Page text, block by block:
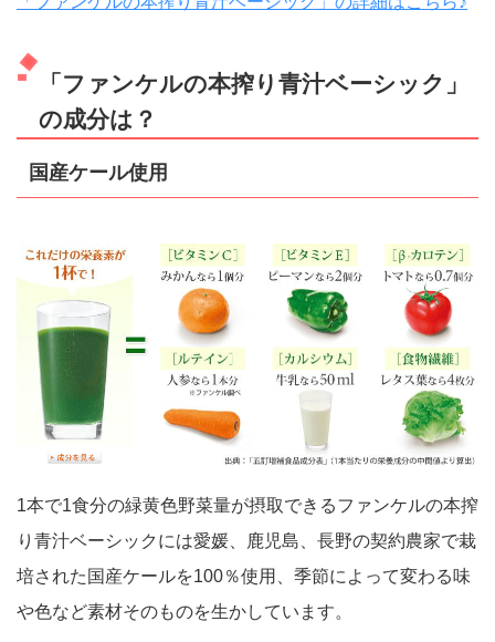
「ファンケルの本搾り青汁ベーシック」
の成分は？
国産ケール使用
1本で1食分の緑黄色野菜量が摂取できるファンケルの本搾
り青汁ベーシックには愛媛、鹿児島、長野の契約農家で栽
培された国産ケールを100％使用、季節によって変わる味
や色など素材そのものを生かしています。